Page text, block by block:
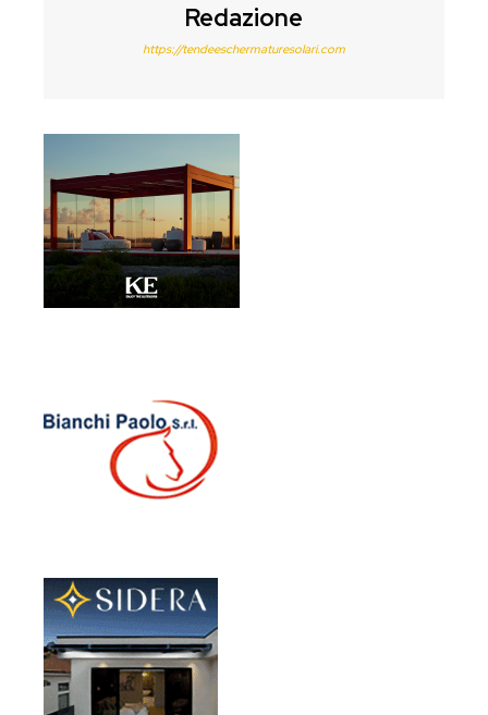
Redazione
https://tendeeschermaturesolari.com